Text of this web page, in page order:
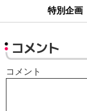
特別企画
コメント
コメント